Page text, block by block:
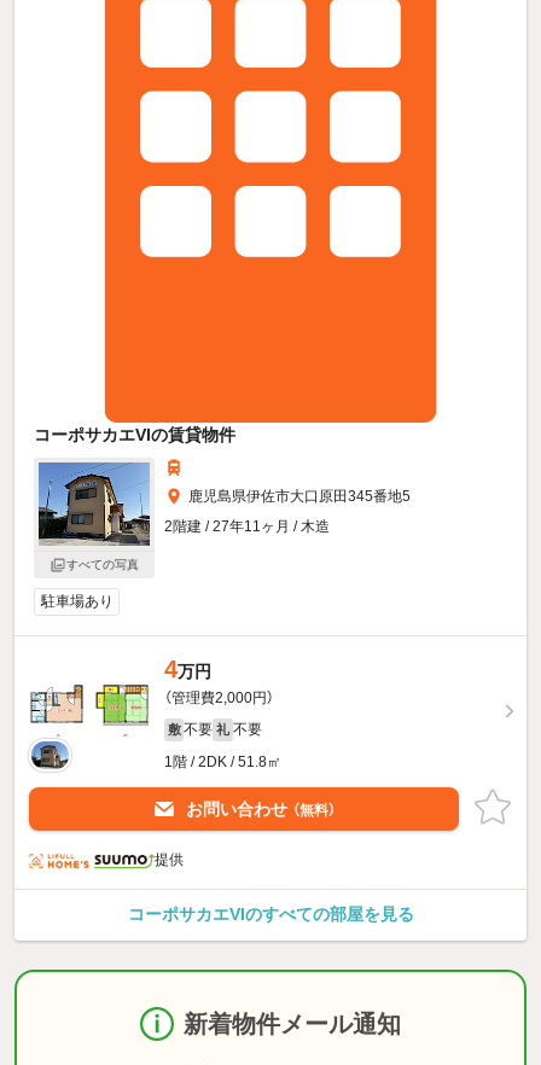
コーポサカエVIの賃貸物件
すべての写真
鹿児島県伊佐市大口原田345番地5
2階建 / 27年11ヶ月 / 木造
駐車場あり
4万円
（管理費2,000円）
敷 不要 礼 不要
1階 / 2DK / 51.8㎡
お問い合わせ （無料）
提供
コーポサカエVIのすべての部屋を見る
新着物件メール通知